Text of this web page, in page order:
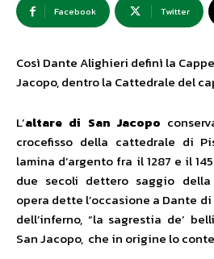
Facebook Twitter
Così Dante Alighieri definì la
Jacopo, dentro la Cattedrale del
L’altare di San Jacopo
crocefisso della cattedrale di
lamina d’argento fra il 1287 e il
due secoli dettero saggio
opera dette l’occasione a Dante
dell’inferno, “la sagrestia de’
San Jacopo, che in origine lo